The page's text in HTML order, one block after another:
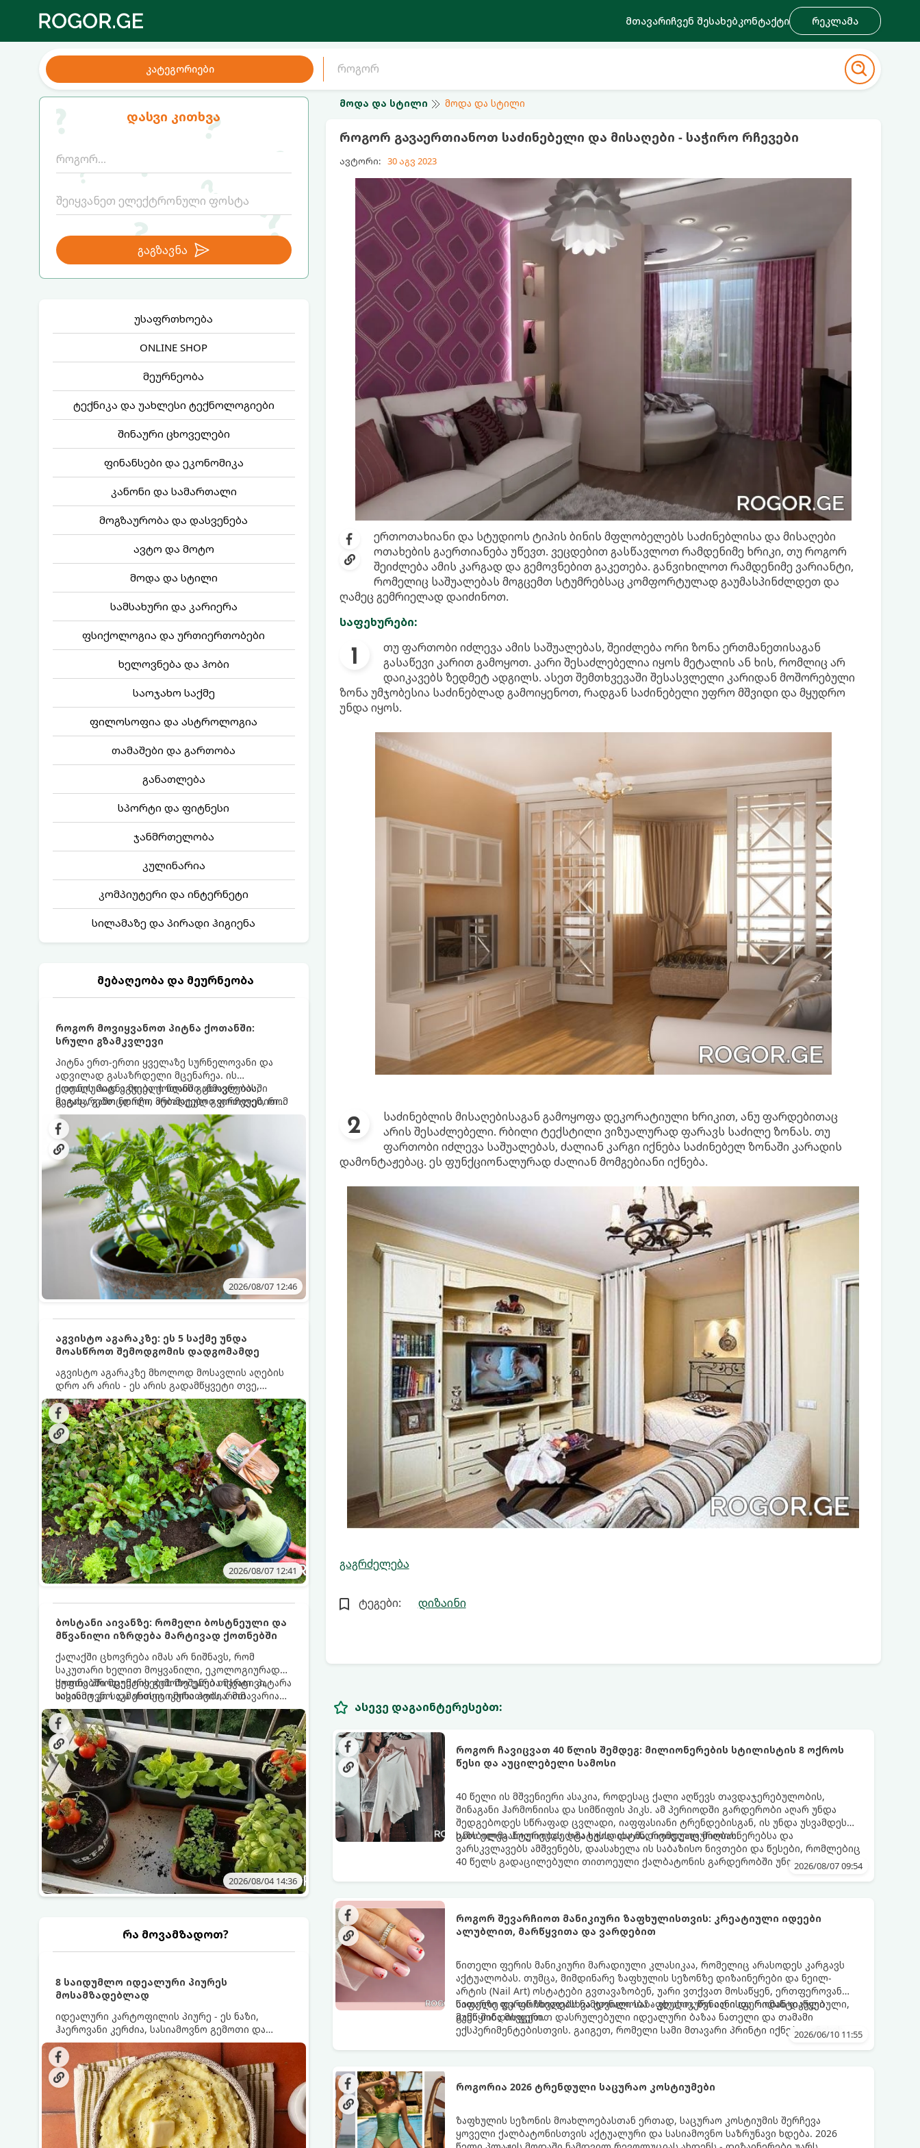
მთავარიჩვენ შესახებკონტაქტი რეკლამა
კატეგორიები
დასვი კითხვა
გაგზავნა
უსაფრთხოება
ONLINE SHOP
მეურნეობა
ტექნიკა და უახლესი ტექნოლოგიები
შინაური ცხოველები
ფინანსები და ეკონომიკა
კანონი და სამართალი
მოგზაურობა და დასვენება
ავტო და მოტო
მოდა და სტილი
სამსახური და კარიერა
ფსიქოლოგია და ურთიერთობები
ხელოვნება და ჰობი
საოჯახო საქმე
ფილოსოფია და ასტროლოგია
თამაშები და გართობა
განათლება
სპორტი და ფიტნესი
ჯანმრთელობა
კულინარია
კომპიუტერი და ინტერნეტი
სილამაზე და პირადი ჰიგიენა
მებაღეობა და მეურნეობა
როგორ მოვიყვანოთ პიტნა ქოთანში:
სრული გზამკვლევი
პიტნა ერთ-ერთი ყველაზე სურნელოვანი და
ადვილად გასაზრდელი მცენარეა. ის
იდეალურად ეგუება ქოთანში ცხოვრებას,
მეტიც, გამოცდილი მებაღეები გვირჩევენ, რომ
პიტნა მხოლოდ ქოთანში მოვიყვანოთ, რადგან
ღია გრუნტში (ბაღში) დარგვისას ის ფესვებით
ძალიან სწრაფად ვრცელდება და სხვა
მცენარეებს ავიწროებს.
ქოთნის პიტნა მთელი წლის განმავლობაში
გაგახარებთ ნორჩი, არომატული ფოთლებით
ჩაის, ლიმონათისა თუ კერძებისთვის.
2026/08/07 12:46
აგვისტო აგარაკზე: ეს 5 საქმე უნდა
მოასწროთ შემოდგომის დადგომამდე
აგვისტო აგარაკზე მხოლოდ მოსავლის აღების
დრო არ არის - ეს არის გადამწყვეტი თვე,
როდესაც საფუძველი ეყრება მომავალი წლის
მოსავალს და ბაღი მზადდება შემოდგომა-
ზამთრის სეზონისთვის. იმისათვის, რომ
ნიადაგმა ენერგია აღიდგინოს, ხოლო
მცენარეებმა ზამთარს გაუძლონ, აგვისტოს
ბოლომდე 5 მნიშვნელოვანი საქმის გაკეთება
უნდა მოასწროთ:
2026/08/07 12:41
ბოსტანი აივანზე: რომელი ბოსტნეული და
მწვანილი იზრდება მარტივად ქოთნებში
ქალაქში ცხოვრება იმას არ ნიშნავს, რომ
საკუთარი ხელით მოყვანილი, ეკოლოგიურად
სუფთა პროდუქტის გემოზე უარი თქვათ. პატარა
აივანიც კი საკმარისია იმისათვის, რომ
მოიწყოთ მინი-ბოსტანი, საიდანაც
ყოველდღიურად ახალ, არომატულ მწვანილსა
და ბოსტნეულს მოკრეფთ.
ქოთნებში მცენარეების მოშენება მარტივი,
სასიამოვნო და ესთეტიკური ჰობია. მთავარია
იცოდეთ, რომელი კულტურები ეგუებიან
ქოთნის პირობებს ყველაზე კარგად და როგორ
მოუაროთ მათ სწორად.
2026/08/04 14:36
რა მოვამზადოთ?
8 საიდუმლო იდეალური პიურეს
მოსამზადებლად
იდეალური კარტოფილის პიურე - ეს ნაზი,
ჰაეროვანი კერძია, სასიამოვნო გემოთი და
ნაღების-მოყვითალო ფერით. მისი მომზადება
ძალიან მარტივია, მაგრამ არსებობს რამდენიმე
საიდუმლო, რომლებიც უნდა იცოდეთ, რომ
პიურე იდეალურად გემრიელი გამოვიდეს.
მოდა და სტილი მოდა და სტილი
როგორ გავაერთიანოთ საძინებელი და მისაღები - საჭირო რჩევები
ავტორი: 30 აგვ 2023
ერთოთახიანი და სტუდიოს ტიპის ბინის მფლობელებს საძინებლისა და მისაღები
ოთახების გაერთიანება უწევთ. ვეცდებით გასწავლოთ რამდენიმე ხრიკი, თუ როგორ
შეიძლება ამის კარგად და გემოვნებით გაკეთება. განვიხილოთ რამდენიმე ვარიანტი,
რომელიც საშუალებას მოგცემთ სტუმრებსაც კომფორტულად გაუმასპინძლდეთ და
ღამეც გემრიელად დაიძინოთ.
საფეხურები:
თუ ფართობი იძლევა ამის საშუალებას, შეიძლება ორი ზონა ერთმანეთისაგან
გასაწევი კარით გამოყოთ. კარი შესაძლებელია იყოს მეტალის ან ხის, რომლიც არ
დაიკავებს ზედმეტ ადგილს. ასეთ შემთხვევაში შესასვლელი კარიდან მოშორებული
ზონა უმჯობესია საძინებლად გამოიყენოთ, რადგან საძინებელი უფრო მშვიდი და მყუდრო
უნდა იყოს.
საძინებლის მისაღებისაგან გამოყოფა დეკორატიული ხრიკით, ანუ ფარდებითაც
არის შესაძლებელი. რბილი ტექსტილი ვიზუალურად ფარავს საძილე ზონას. თუ
ფართობი იძლევა საშუალებას, ძალიან კარგი იქნება საძინებელ ზონაში კარადის
დამონტაჟებაც. ეს ფუნქციონალურად ძალიან მომგებიანი იქნება.
გაგრძელება
ტეგები: დიზაინი
ასევე დაგაინტერესებთ:
როგორ ჩავიცვათ 40 წლის შემდეგ: მილიონერების სტილისტის 8 ოქროს
წესი და აუცილებელი სამოსი
40 წელი ის მშვენიერი ასაკია, როდესაც ქალი აღწევს თავდაჯერებულობის,
შინაგანი ჰარმონიისა და სიმწიფის პიკს. ამ პერიოდში გარდერობი აღარ უნდა
შედგებოდეს სწრაფად ცვლადი, იაფფასიანი ტრენდებისგან, ის უნდა უსვამდეს
ხაზს ელეგანტურობას, სტატუსსა და ინდივიდუალურობას.
ცნობილმა ჰოლივუდელმა სტილისტმა, რომელიც მილიონერებსა და
ვარსკვლავებს ამშვენებს, დაასახელა ის საბაზისო ნივთები და წესები, რომლებიც
40 წელს გადაცილებული თითოეული ქალბატონის გარდერობში უნდა იყოს:2026/08/07 09:54
როგორ შევარჩიოთ მანიკიური ზაფხულისთვის: კრეატიული იდეები
ალუბლით, მარწყვითა და ვარდებით
წითელი ფერის მანიკიური მარადიული კლასიკაა, რომელიც არასოდეს კარგავს
აქტუალობას. თუმცა, მიმდინარე ზაფხულის სეზონზე დიზაინერები და ნეილ-
არტის (Nail Art) ოსტატები გვთავაზობენ, უარი ვთქვათ მოსაწყენ, ერთფეროვან
საფარზე და ფრჩხილებს ნამდვილი საზაფხულო, წვნიანი და რომანტიკული
განწყობა მივცეთ.
წითელი ფერის სხვადასხვა ტონალობა - კლასიკური ალისფერიდან დაწყებული,
მუქი შინდისფერით დასრულებული იდეალური ბაზაა ნათელი და თამამი
ექსპერიმენტებისთვის. გაიგეთ, რომელი სამი მთავარი პრინტი იქნება ივნისის
2026/06/10 11:55
როგორია 2026 ტრენდული საცურაო კოსტიუმები
ზაფხულის სეზონის მოახლოებასთან ერთად, საცურაო კოსტიუმის შერჩევა
ყოველი ქალბატონისთვის აქტუალური და სასიამოვნო საზრუნავი ხდება. 2026